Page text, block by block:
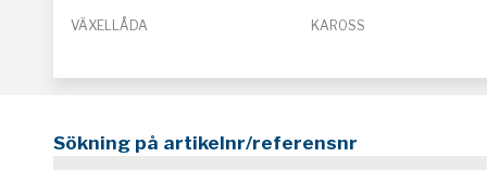
VÄXELLÅDA KAROSS
Sökning på artikelnr/referensnr